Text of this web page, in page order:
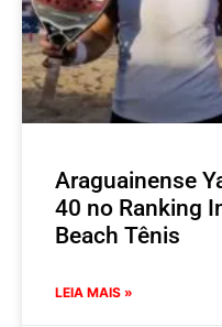
Araguainense
40 no Ranking
Beach Tênis
LEIA MAIS »